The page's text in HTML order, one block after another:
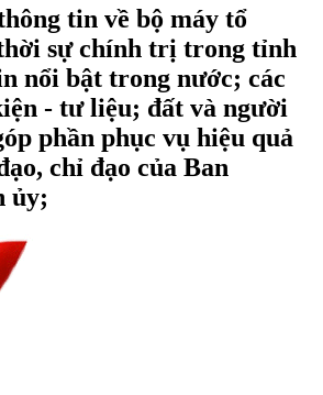
tin về bộ máy tổ
sự chính trị trong tỉnh
nổi bật trong nước; các
- tư liệu; đất và người
phần phục vụ hiệu quả
chỉ đạo của Ban
ủy;